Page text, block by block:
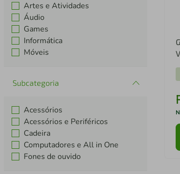
Artes e Atividades
Áudio
Games
Informática
Móveis
Subcategoria
Acessórios
Acessórios e Periféricos
Cadeira
Computadores e All in One
Fones de ouvido